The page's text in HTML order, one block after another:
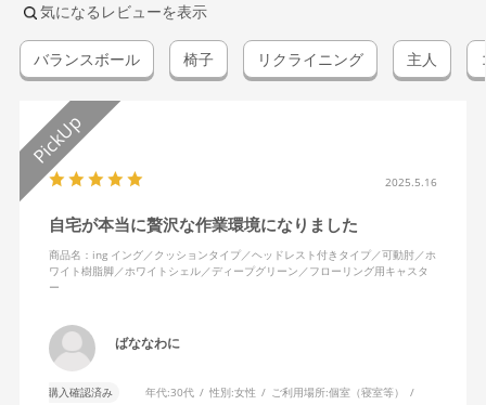
気になるレビューを表示
バランスボール 椅子 リクライニング 主人
2025.5.16
自宅が本当に贅沢な作業環境になりました
商品名：ing イング／クッションタイプ／ヘッドレスト付きタイプ／可動肘／ホ
ワイト樹脂脚／ホワイトシェル／ディープグリーン／フローリング用キャスタ
ー
ばななわに
購入確認済み 年代:30代 性別:女性 ご利用場所:個室（寝室等）